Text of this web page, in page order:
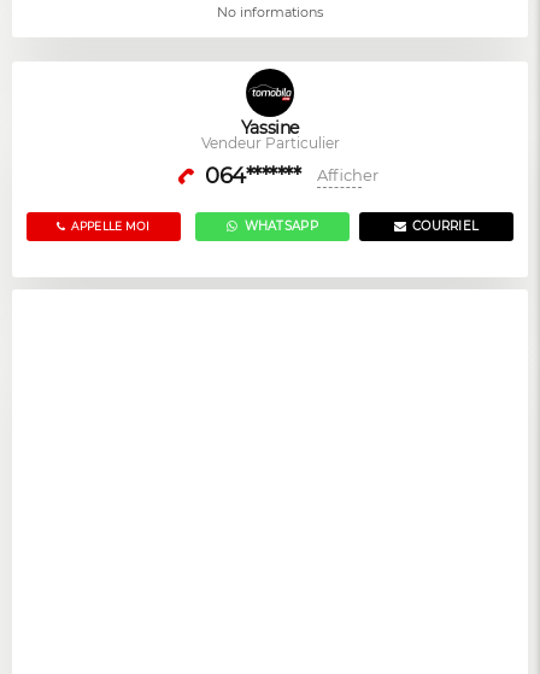
No informations
Yassine
Vendeur Particulier
064******* Afficher
APPELLE MOI COURRIEL
WHATSAPP